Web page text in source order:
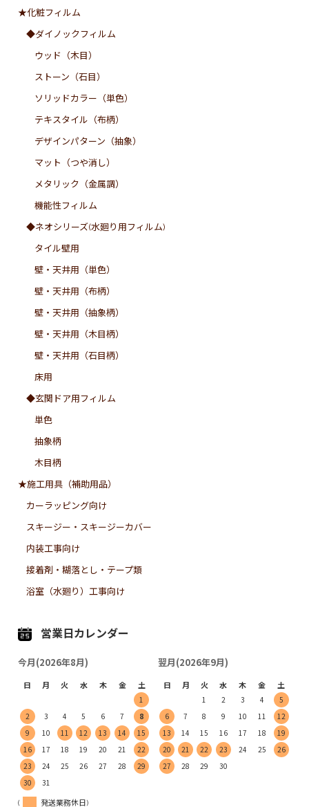
★化粧フィルム
◆ダイノックフィルム
ウッド（木目）
ストーン（石目）
ソリッドカラー（単色）
テキスタイル（布柄）
デザインパターン（抽象）
マット（つや消し）
メタリック（金属調）
機能性フィルム
◆ネオシリーズ(水廻り用フィルム)
タイル壁用
壁・天井用（単色）
壁・天井用（布柄）
壁・天井用（抽象柄）
壁・天井用（木目柄）
壁・天井用（石目柄）
床用
◆玄関ドア用フィルム
単色
抽象柄
木目柄
★施工用具（補助用品）
カーラッピング向け
スキージー・スキージーカバー
内装工事向け
接着剤・糊落とし・テープ類
浴室（水廻り）工事向け
営業日カレンダー
今月(2026年8月)
日 月 火 水 木 金 土
1
2
3 4 5 6 7
8
9
10 11 12 13 14
15
16
17 18 19 20 21
22
23
24 25 26 27 28
29
30
31
翌月(2026年9月)
日 月 火 水 木 金 土
1 2 3 4
5
6
7 8 9 10 11
12
13
14 15 16 17 18
19
20
21 22 23 24 25
26
27
28 29 30
( 発送業務休日)